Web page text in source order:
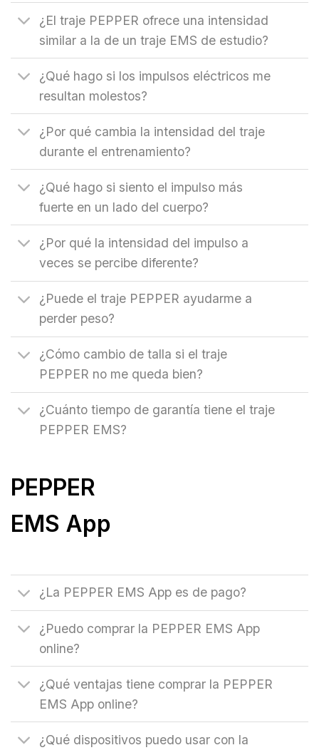
¿El traje PEPPER ofrece una intensidad
similar a la de un traje EMS de estudio?
¿Qué hago si los impulsos eléctricos me
resultan molestos?
¿Por qué cambia la intensidad del traje
durante el entrenamiento?
¿Qué hago si siento el impulso más
fuerte en un lado del cuerpo?
¿Por qué la intensidad del impulso a
veces se percibe diferente?
¿Puede el traje PEPPER ayudarme a
perder peso?
¿Cómo cambio de talla si el traje
PEPPER no me queda bien?
¿Cuánto tiempo de garantía tiene el traje
PEPPER EMS?
PEPPER
EMS App
¿La PEPPER EMS App es de pago?
¿Puedo comprar la PEPPER EMS App
online?
¿Qué ventajas tiene comprar la PEPPER
EMS App online?
¿Qué dispositivos puedo usar con la